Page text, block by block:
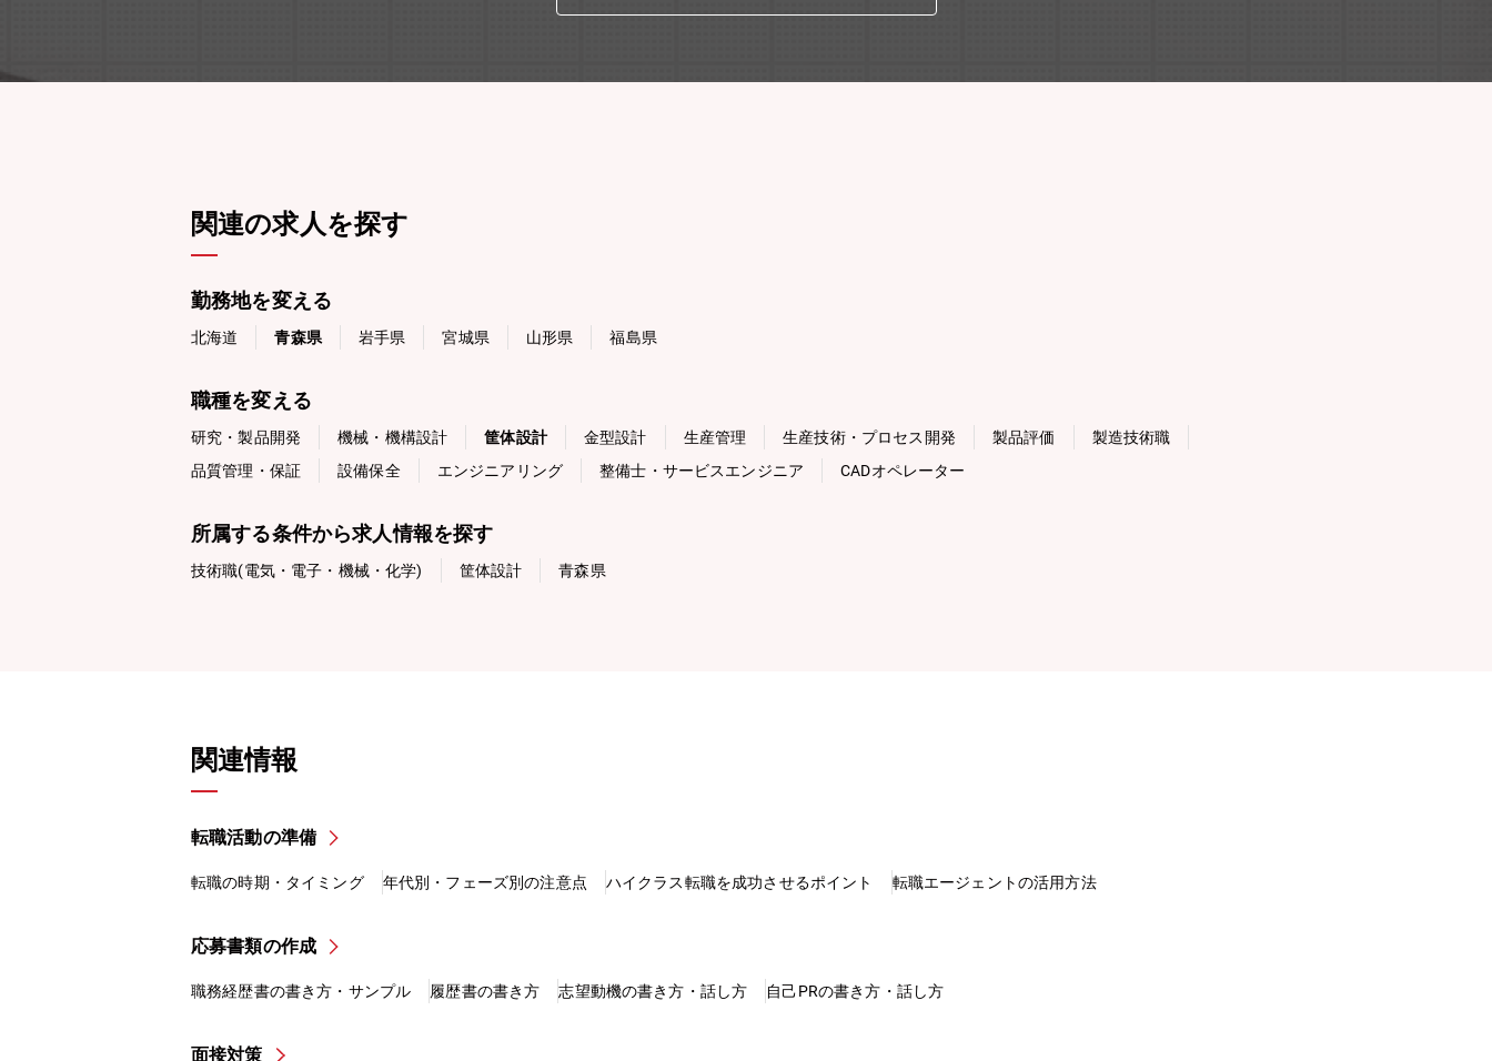
関連の求人を探す
勤務地を変える
北海道 青森県 岩手県 宮城県 山形県 福島県
職種を変える
研究・製品開発 機械・機構設計 筐体設計 金型設計 生産管理 生産技術・プロセス開発 製品評価
製造技術職
品質管理・保証
設備保全 エンジニアリング 整備士・サービスエンジニア CADオペレーター
所属する条件から求人情報を探す
技術職(電気・電子・機械・化学) 筐体設計 青森県
関連情報
転職活動の準備
転職の時期・タイミング 年代別・フェーズ別の注意点 ハイクラス転職を成功させるポイント 転職エージェントの活用方法
応募書類の作成
職務経歴書の書き方・サンプル 履歴書の書き方 志望動機の書き方・話し方 自己PRの書き方・話し方
面接対策